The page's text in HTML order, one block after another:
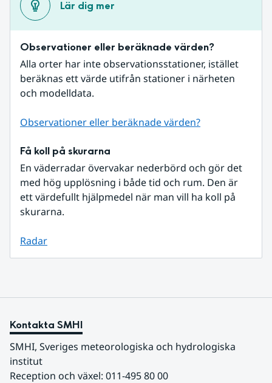
Lär dig mer
Observationer eller beräknade värden?
Alla orter har inte observationsstationer, istället
beräknas ett värde utifrån stationer i närheten
och modelldata.
Observationer eller beräknade värden?
Få koll på skurarna
En väderradar övervakar nederbörd och gör det
med hög upplösning i både tid och rum. Den är
ett värdefullt hjälpmedel när man vill ha koll på
skurarna.
Radar
Kontakta SMHI
SMHI, Sveriges meteorologiska och hydrologiska
institut
Reception och växel: 011-495 80 00